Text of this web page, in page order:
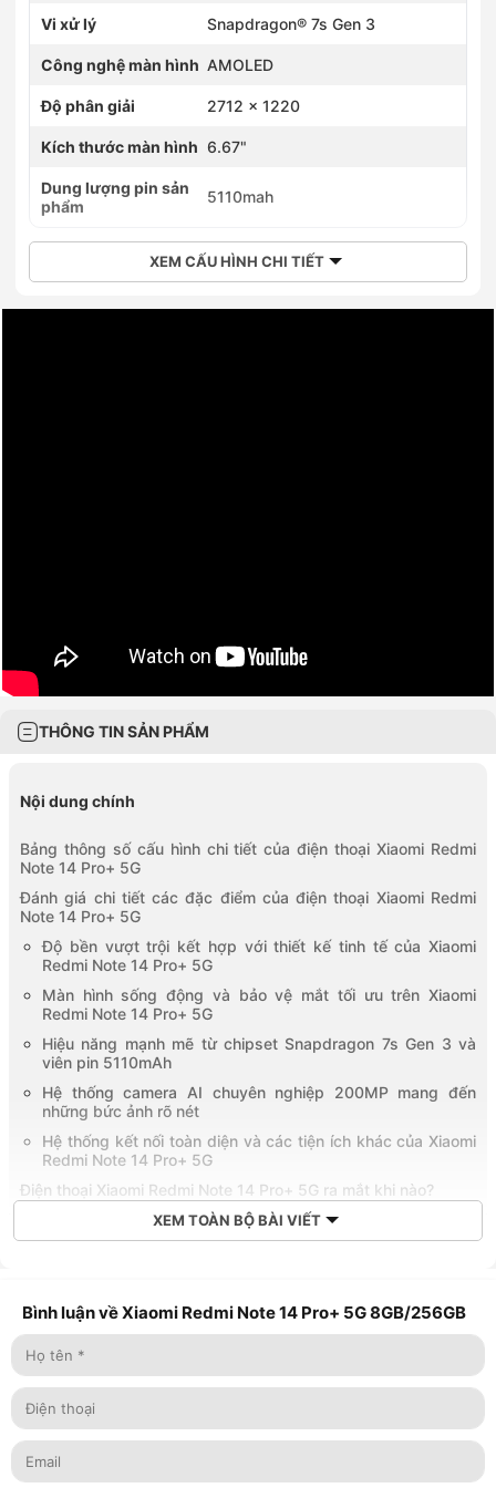
Vi xử lý Snapdragon® 7s Gen 3
Công nghệ màn hình AMOLED
Độ phân giải 2712 x 1220
Kích thước màn hình 6.67"
Dung lượng pin sản
phẩm
5110mah
XEM CẤU HÌNH CHI TIẾT
THÔNG TIN SẢN PHẨM
Nội dung chính
Bảng thông số cấu hình chi tiết của điện thoại Xiaomi Redmi
Note 14 Pro+ 5G
Đánh giá chi tiết các đặc điểm của điện thoại Xiaomi Redmi
Note 14 Pro+ 5G
Độ bền vượt trội kết hợp với thiết kế tinh tế của Xiaomi
Redmi Note 14 Pro+ 5G
Màn hình sống động và bảo vệ mắt tối ưu trên Xiaomi
Redmi Note 14 Pro+ 5G
Hiệu năng mạnh mẽ từ chipset Snapdragon 7s Gen 3 và
viên pin 5110mAh
Hệ thống camera AI chuyên nghiệp 200MP mang đến
những bức ảnh rõ nét
Hệ thống kết nối toàn diện và các tiện ích khác của Xiaomi
Redmi Note 14 Pro+ 5G
Điện thoại Xiaomi Redmi Note 14 Pro+ 5G ra mắt khi nào?
Giá bán tham khảo của điện thoại Xiaomi Redmi Note 14 Pro+
5G
Về thiết kế và kích thước
Về màn hình của điện thoại Xiaomi Redmi Note 14 Pro+ 5G
và Xiaomi Redmi Note 13 Pro+ 5G
Về camera trên điện thoại Xiaomi Redmi Note 14 Pro+ 5G
và Xiaomi Redmi Note 13 Pro+ 5G
XEM TOÀN BỘ BÀI VIẾT
Bình luận về Xiaomi Redmi Note 14 Pro+ 5G 8GB/256GB